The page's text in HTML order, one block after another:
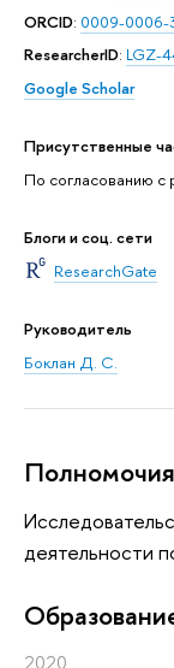
ORCID: 0009-0006-
ResearcherID: LGZ-
Google Scholar
Присутственные
По согласованию с
Блоги и соц. сети
ResearchGate
Руководитель
Боклан Д. С.
деятельности
2020